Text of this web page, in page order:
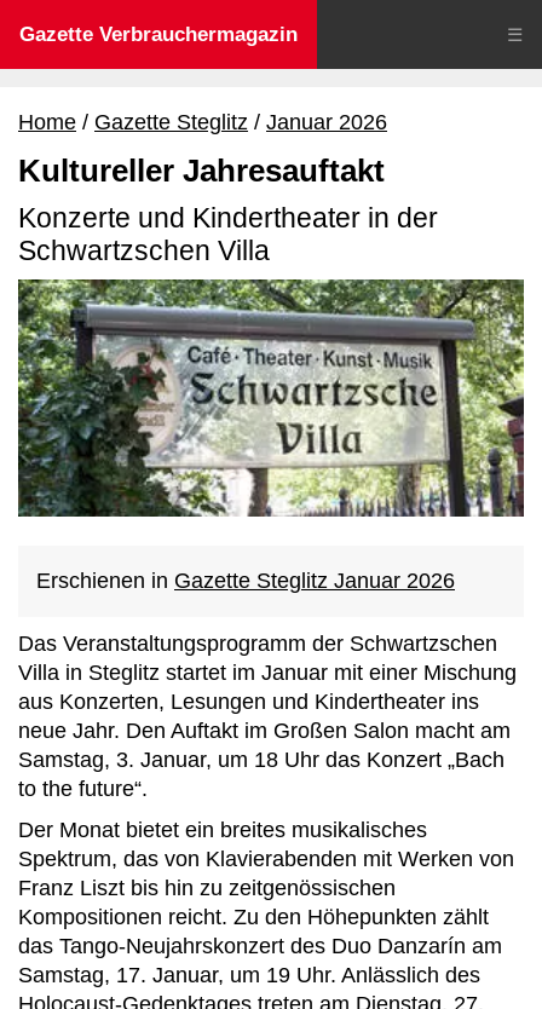
Gazette Verbrauchermagazin ☰
Home Gazette Steglitz Januar 2026
Kultureller Jahresauftakt
Konzerte und Kindertheater in der
Schwartzschen Villa
Erschienen in Gazette Steglitz Januar 2026
Das Veranstaltungsprogramm der Schwartzschen
Villa in Steglitz startet im Januar mit einer Mischung
aus Konzerten, Lesungen und Kindertheater ins
neue Jahr. Den Auftakt im Großen Salon macht am
Samstag, 3. Januar, um 18 Uhr das Konzert „Bach
to the future“.
Der Monat bietet ein breites musikalisches
Spektrum, das von Klavierabenden mit Werken von
Franz Liszt bis hin zu zeitgenössischen
Kompositionen reicht. Zu den Höhepunkten zählt
das Tango-Neujahrskonzert des Duo Danzarín am
Samstag, 17. Januar, um 19 Uhr. Anlässlich des